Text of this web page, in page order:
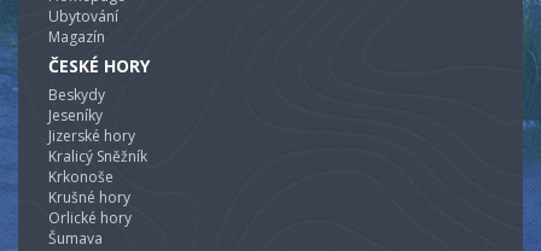
Ubytování
Magazín
ČESKÉ HORY
Beskydy
Jeseníky
Jizerské hory
Kralicý Sněžník
Krkonoše
Krušné hory
Orlické hory
Šumava